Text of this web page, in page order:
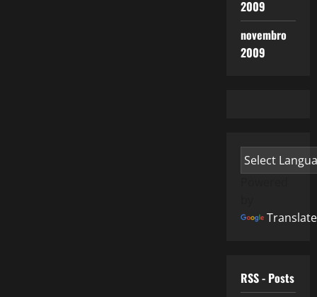
2009
novembro
2009
Translate
RSS - Posts